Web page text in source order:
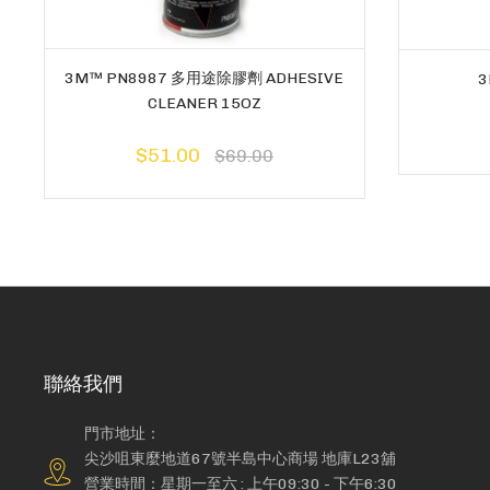
3M™ PN8987 多用途除膠劑 ADHESIVE
CLEANER 15OZ
$51.00 $69.00
聯絡我們
門市地址：
尖沙咀東麼地道67號半島中心商場 地庫L23舖
營業時間：星期一至六 : 上午09:30 - 下午6:30